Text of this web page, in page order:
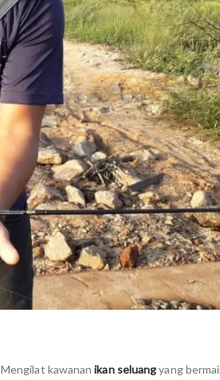
Mengilat kawananikan seluangyang